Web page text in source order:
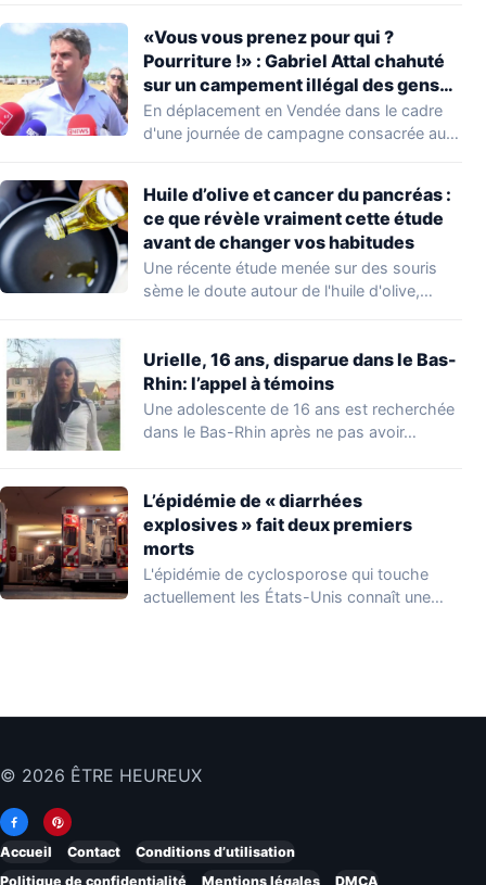
«Vous vous prenez pour qui ?
Pourriture !» : Gabriel Attal chahuté
sur un campement illégal des gens
du voyage
En déplacement en Vendée dans le cadre
d'une journée de campagne consacrée aux
Huile d’olive et cancer du pancréas :
ce que révèle vraiment cette étude
avant de changer vos habitudes
Une récente étude menée sur des souris
sème le doute autour de l'huile d'olive,…
Urielle, 16 ans, disparue dans le Bas-
Rhin: l’appel à témoins
Une adolescente de 16 ans est recherchée
dans le Bas-Rhin après ne pas avoir…
L’épidémie de « diarrhées
explosives » fait deux premiers
morts
L'épidémie de cyclosporose qui touche
actuellement les États-Unis connaît une
© 2026 ÊTRE HEUREUX
Accueil Contact
Conditions d’utilisation
Politique de confidentialité
Mentions légales DMCA